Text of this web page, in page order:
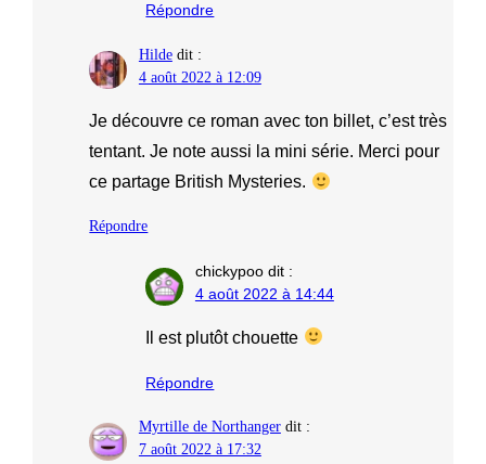
Répondre
Hilde dit :
4 août 2022 à 12:09
Je découvre ce roman avec ton billet, c’est très
tentant. Je note aussi la mini série. Merci pour
ce partage British Mysteries.
Répondre
chickypoo dit :
4 août 2022 à 14:44
Il est plutôt chouette
Répondre
Myrtille de Northanger dit :
7 août 2022 à 17:32